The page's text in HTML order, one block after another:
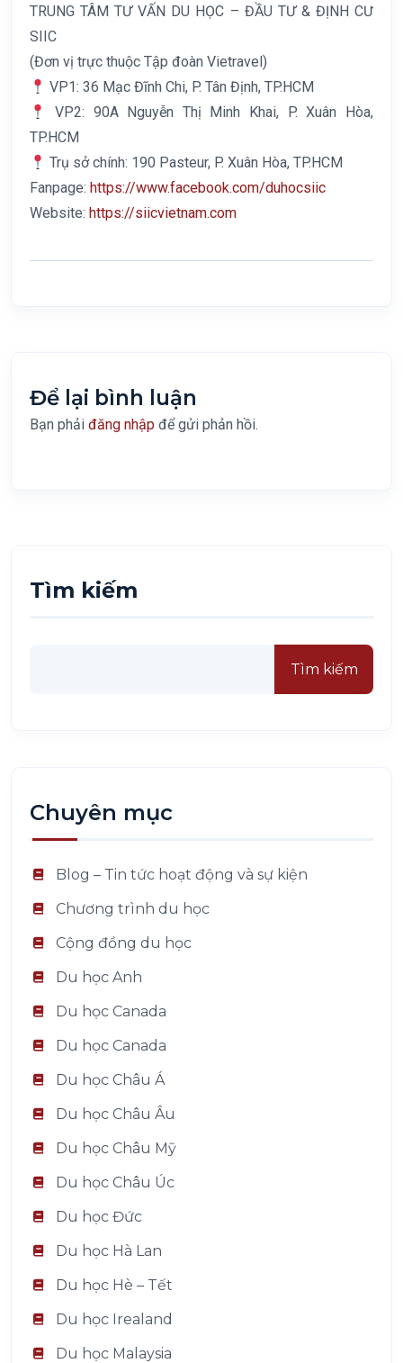
TRUNG TÂM TƯ VẤN DU HỌC – ĐẦU TƯ & ĐỊNH CƯ
SIIC
(Đơn vị trực thuộc Tập đoàn Vietravel)
VP1: 36 Mạc Đĩnh Chi, P. Tân Định, TP.HCM
VP2: 90A Nguyễn Thị Minh Khai, P. Xuân Hòa,
TP.HCM
Trụ sở chính: 190 Pasteur, P. Xuân Hòa, TP.HCM
Fanpage: https://www.facebook.com/duhocsiic
Website: https://siicvietnam.com
Để lại bình luận
Bạn phải đăng nhập để gửi phản hồi.
Tìm kiếm
Tìm kiếm
Chuyên mục
Blog – Tin tức hoạt động và sự kiện
Chương trình du học
Cộng đồng du học
Du học Anh
Du học Canada
Du học Canada
Du học Châu Á
Du học Châu Âu
Du học Châu Mỹ
Du học Châu Úc
Du học Đức
Du học Hà Lan
Du học Hè – Tết
Du học Irealand
Du học Malaysia